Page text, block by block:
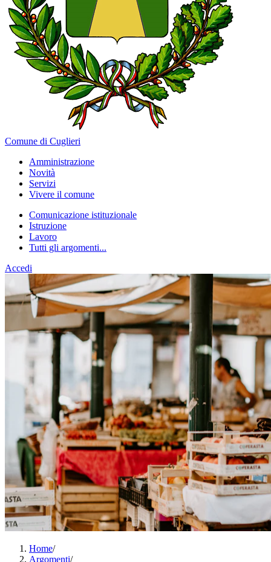
Comune di Cuglieri
Amministrazione
Novità
Servizi
Vivere il comune
Comunicazione istituzionale
Istruzione
Lavoro
Tutti gli argomenti...
Accedi
Home/
Argomenti/